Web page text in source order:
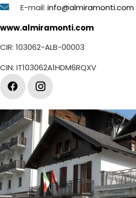
E-mail: info@almiramonti.com
www.almiramonti.com
CIR: 103062-ALB-00003
CIN: IT103062A1HDM6RQXV